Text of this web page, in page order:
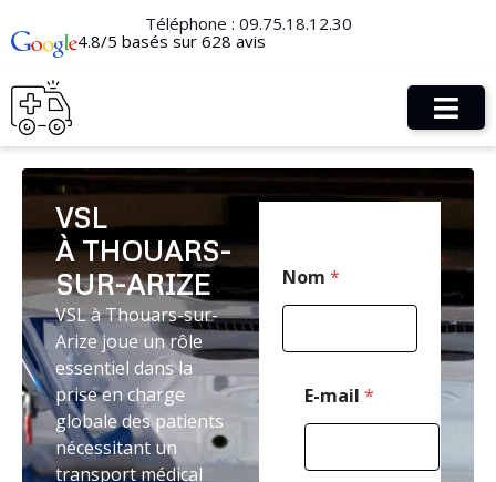
Téléphone : 09.75.18.12.30
4.8/5 basés sur 628 avis
VSL
À THOUARS-
SUR-ARIZE
VSL à Thouars-sur-
Arize joue un rôle
essentiel dans la
prise en charge
globale des patients
nécessitant un
transport médical
Nom *
E-mail *
E
m
a
i
l
M
a